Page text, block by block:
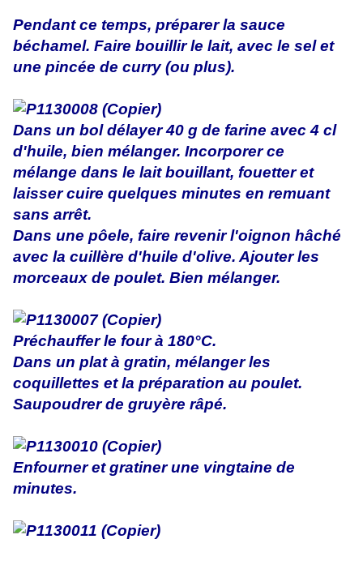
Pendant ce temps, préparer la sauce
béchamel. Faire bouillir le lait, avec le sel et
une pincée de curry (ou plus).
Dans un bol délayer 40 g de farine avec 4 cl
d'huile, bien mélanger. Incorporer ce
mélange dans le lait bouillant, fouetter et
laisser cuire quelques minutes en remuant
sans arrêt.
Dans une pôele, faire revenir l'oignon hâché
avec la cuillère d'huile d'olive. Ajouter les
morceaux de poulet. Bien mélanger.
Préchauffer le four à 180°C.
Dans un plat à gratin, mélanger les
coquillettes et la préparation au poulet.
Saupoudrer de gruyère râpé.
Enfourner et gratiner une vingtaine de
minutes.